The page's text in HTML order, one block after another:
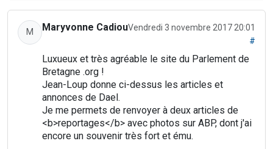
M Maryvonne CadiouVendredi 3 novembre 2017 20:01
#
Luxueux et très agréable le site du Parlement de
Bretagne .org !
Jean-Loup donne ci-dessus les articles et
annonces de Dael.
Je me permets de renvoyer à deux articles de
<b>reportages</b> avec photos sur ABP, dont j'ai
encore un souvenir très fort et ému.